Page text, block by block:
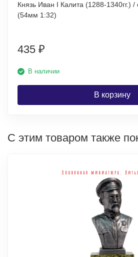
Князь Иван I Калита (1288-1340гг.)
(54мм 1:32)
435 ₽
В наличии
В корзину
С этим товаром также